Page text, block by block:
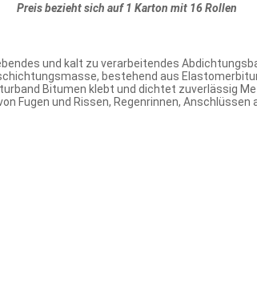
Preis bezieht sich auf 1 Karton mit 16 Rollen
und kalt zu verarbeitendes
bestehend aus
Bitumen klebt und dichtet zuverlässig
Fugen und Rissen, Regenrinnen, Anschlüssen